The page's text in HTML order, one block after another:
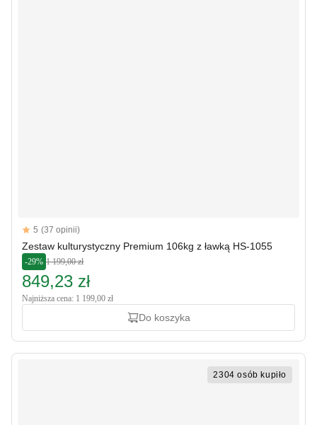
Reviews
5 out of 5 stars
5 (37 opinii)
Zestaw kulturystyczny Premium 106kg z ławką HS-1055
-29% 1 199,00 zł
849,23 zł
Najniższa cena: 1 199,00 zł
Do koszyka
2304 osób kupiło